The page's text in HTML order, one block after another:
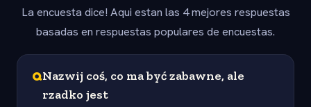
La encuesta dice! Aqui estan las 4 mejores respuestas
basadas en respuestas populares de encuestas.
QNazwij coś, co ma być zabawne, ale
rzadko jest